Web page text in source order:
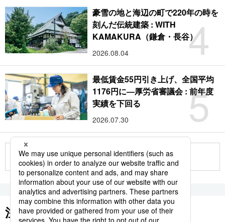
4
豪雪の地と海辺の町で220年の時を
刻んだ伝統建築 : WITH
KAMAKURA（鎌倉・長谷）
2026.08.04
5
最低賃金55円引き上げ、全国平均
1176円に―厚労省審議会 : 前年度
実績を下回る
2026.07.30
もっと見る
注目のキーワード